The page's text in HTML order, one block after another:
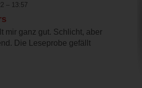
– 13:57
mir ganz gut. Schlicht, aber
Die Leseprobe gefällt